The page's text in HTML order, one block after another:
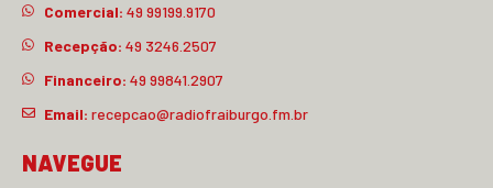
Comercial: 49 99199.9170
Recepção: 49 3246.2507
Financeiro: 49 99841.2907
Email: recepcao@radiofraiburgo.fm.br
NAVEGUE